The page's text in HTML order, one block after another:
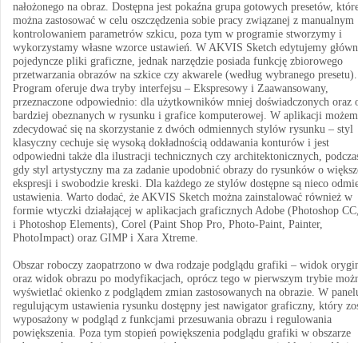
nałożonego na obraz. Dostępna jest pokaźna grupa gotowych presetów,
można zastosować w celu oszczędzenia sobie pracy związanej z manualnym
kontrolowaniem parametrów szkicu, poza tym w programie stworzymy i
wykorzystamy własne wzorce ustawień. W AKVIS Sketch edytujemy
pojedyncze pliki graficzne, jednak narzędzie posiada funkcję zbiorowego
przetwarzania obrazów na szkice czy akwarele (według wybranego presetu).
Program oferuje dwa tryby interfejsu – Ekspresowy i Zaawansowany,
przeznaczone odpowiednio: dla użytkowników mniej doświadczonych oraz
bardziej obeznanych w rysunku i grafice komputerowej. W aplikacji
zdecydować się na skorzystanie z dwóch odmiennych stylów rysunku – styl
klasyczny cechuje się wysoką dokładnością oddawania konturów i jest
odpowiedni także dla ilustracji technicznych czy architektonicznych,
gdy styl artystyczny ma za zadanie upodobnić obrazy do rysunków o
ekspresji i swobodzie kreski. Dla każdego ze stylów dostępne są nieco
ustawienia. Warto dodać, że AKVIS Sketch można zainstalować również w
formie wtyczki działającej w aplikacjach graficznych Adobe (Photoshop
i Photoshop Elements), Corel (Paint Shop Pro, Photo-Paint, Painter,
PhotoImpact) oraz GIMP i Xara Xtreme.
Obszar roboczy zaopatrzono w dwa rodzaje podglądu grafiki – widok
oraz widok obrazu po modyfikacjach, oprócz tego w pierwszym trybie
wyświetlać okienko z podglądem zmian zastosowanych na obrazie. W
regulującym ustawienia rysunku dostępny jest nawigator graficzny, który
wyposażony w podgląd z funkcjami przesuwania obrazu i regulowania
powiększenia. Poza tym stopień powiększenia podglądu grafiki w obszarze